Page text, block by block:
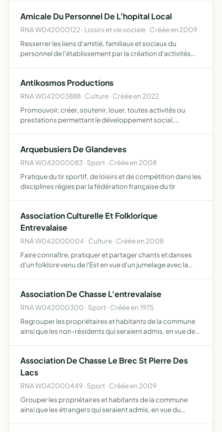
Amicale Du Personnel De L'hopital Local
RNA W042000122 · Loisirs et vie sociale · Créée en 2009
Resserrer les liens d'amitié, familiaux et sociaux du
personnel de l'établissement par la création d'activités
Antikosmos Productions
RNA W042003888 · Culture · Créée en 2022
Promouvoir, créer, soutenir, louer, toutes activités ou
prestations permettant le développement social,
Arquebusiers De Glandeves
RNA W042000083 · Sport · Créée en 2008
Pratique du tir sportif, de loisirs et de compétition dans les
disciplines régies par la fédération française du tir
Association Culturelle Et Folklorique
Entrevalaise
RNA W042000004 · Culture · Créée en 2008
Faire connaître, pratiquer et partager chants et danses
d'un folklore venu de l'Est en vue d'un jumelage avec la
Association De Chasse L'entrevalaise
RNA W042000300 · Sport · Créée en 1975
Regrouper les propriétaires et habitants de la commune
ainsi que les non-résidents qui seraient admis, en vue de
pastora…
Association De Chasse Le Brec St Pierre Des
Lacs
RNA W042000449 · Sport · Créée en 2009
Grouper les propriétaires et habitants de la commune
ainsi que les étrangers qui seraient admis, en vue du